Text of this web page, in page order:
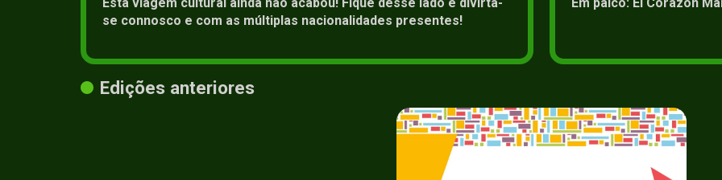
se connosco e com as múltiplas nacionalidades presentes!
Edições anteriores